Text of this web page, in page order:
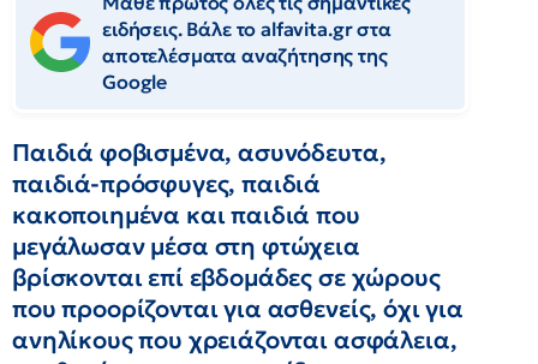
ειδήσεις. Βάλε το alfavita.gr στα
αποτελέσματα αναζήτησης της
Google
Παιδιά φοβισμένα, ασυνόδευτα,
παιδιά-πρόσφυγες, παιδιά
κακοποιημένα και παιδιά που
μεγάλωσαν μέσα στη φτώχεια
βρίσκονται επί εβδομάδες σε χώρους
που προορίζονται για ασθενείς, όχι για
ανηλίκους που χρειάζονται ασφάλεια,